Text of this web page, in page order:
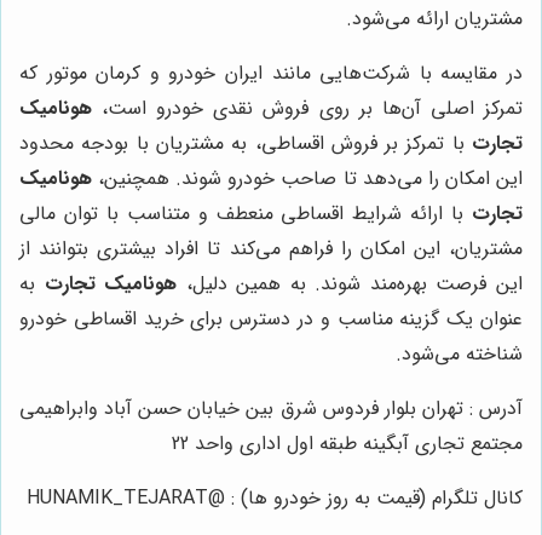
مشتریان ارائه می‌شود.
در مقایسه با شرکت‌هایی مانند ایران خودرو و کرمان موتور که
تمرکز اصلی آن‌ها بر روی فروش نقدی خودرو است، هونامیک
تجارت با تمرکز بر فروش اقساطی، به مشتریان با بودجه محدود
این امکان را می‌دهد تا صاحب خودرو شوند. همچنین، هونامیک
تجارت با ارائه شرایط اقساطی منعطف و متناسب با توان مالی
مشتریان، این امکان را فراهم می‌کند تا افراد بیشتری بتوانند از
این فرصت بهره‌مند شوند. به همین دلیل، هونامیک تجارت به
عنوان یک گزینه مناسب و در دسترس برای خرید اقساطی خودرو
شناخته می‌شود.
آدرس : تهران بلوار فردوس شرق بین خیابان حسن آباد وابراهیمی
مجتمع تجاری آبگینه طبقه اول اداری واحد 22
کانال تلگرام (قیمت به روز خودرو ها) : @HUNAMIK_TEJARAT